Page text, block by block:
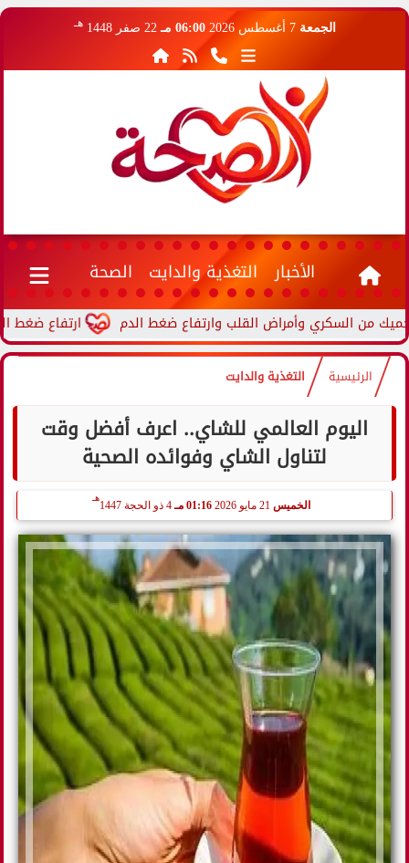
الجمعة 7 أغسطس 2026 06:00 مـ 22 صفر 1448 هـ
الأخبار التغذية والدايت الصحة
ارتفاع ضغط الدم أثناء
الرئيسية التغذية والدايت
اليوم العالمي للشاي.. اعرف أفضل وقت
لتناول الشاي وفوائده الصحية
الخميس 01:16 مـ 4 ذو الحجة 1447
هـ